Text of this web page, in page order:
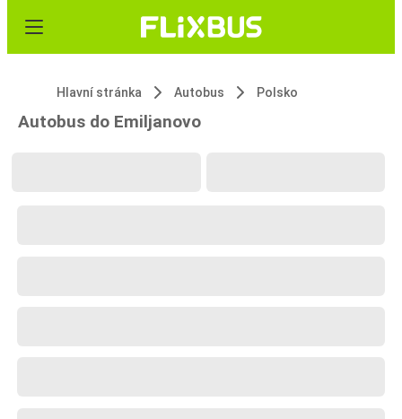
Hlavní stránka Autobus Polsko
Autobus do Emiljanovo